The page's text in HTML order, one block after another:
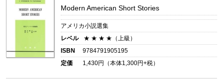
Modern American Short Stories
アメリカ小説選集
レベル
★ ★ ★ ★（上級）
ISBN
9784791905195
定価
1,430円（本体1,300円+税）